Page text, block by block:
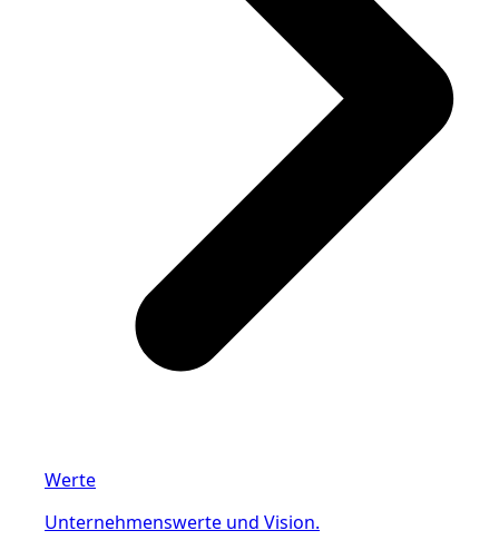
Werte
Unternehmenswerte und Vision.